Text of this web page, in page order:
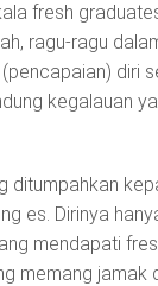
fresh
ragu-ragu
diri
kegalauan
ditumpahkan
es. Dirinya
mendapati
memang jamak